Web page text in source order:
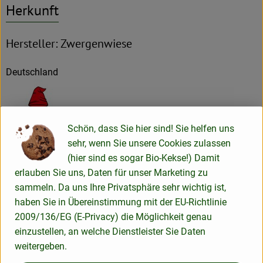
Herkunft
Hersteller: Zwergenwiese
Deutschland
ZWERGENWIESE Naturkost GmbH
D 24887 Silberstedt
Die Zwergenwiese Naturkost GmbH steht seit über 40 Jahren
für liebevoll und sorgfältig hergestellte Bio-Lebensmittel.
Aus eigener Entwicklung und in eigener Produktion
entstehen pikante und fruchtige Brotaufstriche, Senfe,
Tomatensaucen und Fertiggerichte für den Biohandel.
Alles unter dem Zeichen der roten Zwergenmütze.
Schön, dass Sie hier sind! Sie helfen uns
sehr, wenn Sie unsere Cookies zulassen
(hier sind es sogar Bio-Kekse!) Damit
erlauben Sie uns, Daten für unser Marketing zu
sammeln. Da uns Ihre Privatsphäre sehr wichtig ist,
haben Sie in Übereinstimmung mit der EU-Richtlinie
2009/136/EG (E-Privacy) die Möglichkeit genau
einzustellen, an welche Dienstleister Sie Daten
weitergeben.